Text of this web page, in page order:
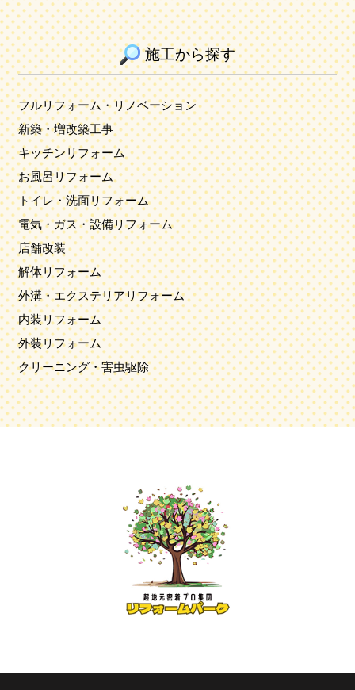
施工から探す
フルリフォーム・リノベーション
新築・増改築工事
キッチンリフォーム
お風呂リフォーム
トイレ・洗面リフォーム
電気・ガス・設備リフォーム
店舗改装
解体リフォーム
外溝・エクステリアリフォーム
内装リフォーム
外装リフォーム
クリーニング・害虫駆除